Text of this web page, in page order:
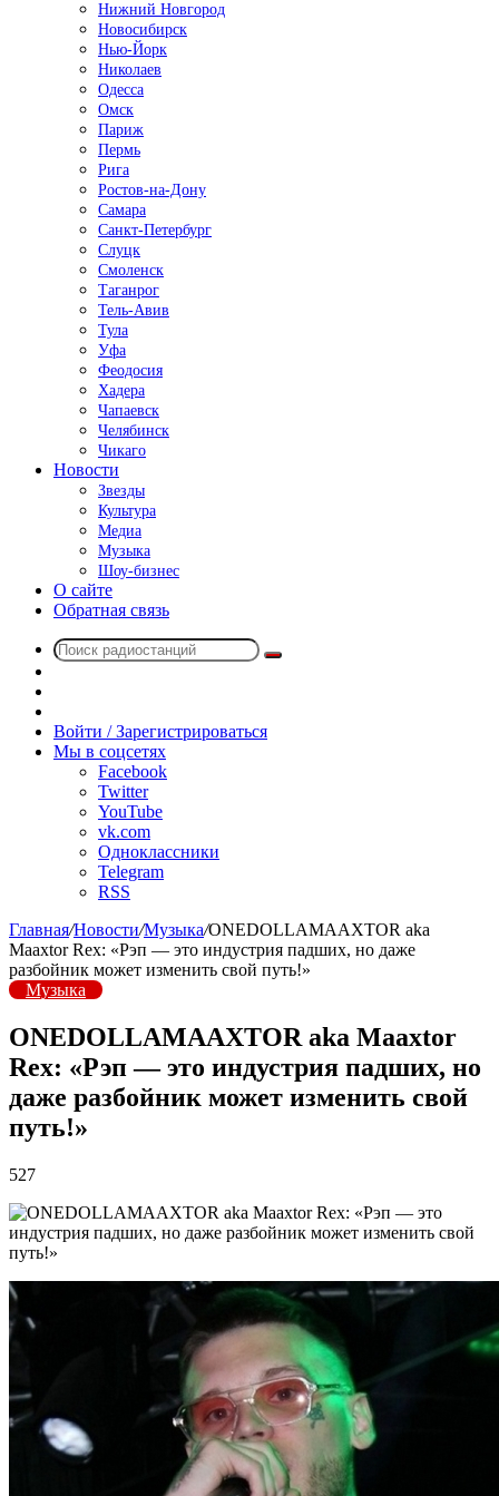
Нижний Новгород
Новосибирск
Нью-Йорк
Николаев
Одесса
Омск
Париж
Пермь
Рига
Ростов-на-Дону
Самара
Санкт-Петербург
Слуцк
Смоленск
Таганрог
Тель-Авив
Тула
Уфа
Феодосия
Хадера
Чапаевск
Челябинск
Чикаго
Новости
Звезды
Культура
Медиа
Музыка
Шоу-бизнес
О сайте
Обратная связь
Поиск
радио
Войти / Зарегистрироваться
Мы в соцсетях
Facebook
Twitter
YouTube
vk.com
Одноклассники
Telegram
RSS
Главная/Новости/Музыка/ONEDOLLAMAAXTOR aka
Maaxtor Rex: «Рэп — это индустрия падших, но даже
разбойник может изменить свой путь!»
Музыка
ONEDOLLAMAAXTOR aka Maaxtor
Rex: «Рэп — это индустрия падших, но
даже разбойник может изменить свой
путь!»
527